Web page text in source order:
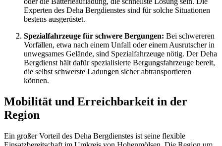
Experten des Deha Bergdienstes sind für solche Situationen
bestens ausgerüstet.
Spezialfahrzeuge für schwere Bergungen: Bei schwereren
Vorfällen, etwa nach einem Unfall oder einem Ausrutscher in
unwegsames Gelände, sind Spezialfahrzeuge nötig. Der Deha
Bergdienst hält dafür spezialisierte Bergungsfahrzeuge bereit,
die selbst schwerste Ladungen sicher abtransportieren
können.
Mobilität und Erreichbarkeit in der
Region
Ein großer Vorteil des Deha Bergdienstes ist seine flexible